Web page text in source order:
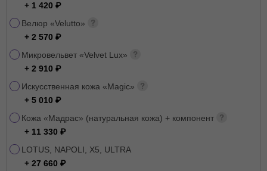
+ 1 420
Велюр «Velutto»
+ 2 570
Микровельвет «Velvet Lux»
+ 2 910
Искусственная кожа «Magic»
+ 5 010
Кожа «Мадрас» (натуральная кожа) + компонент
+ 11 330
LOTUS, NAPOLI, X5, ULTRA
+ 27 660